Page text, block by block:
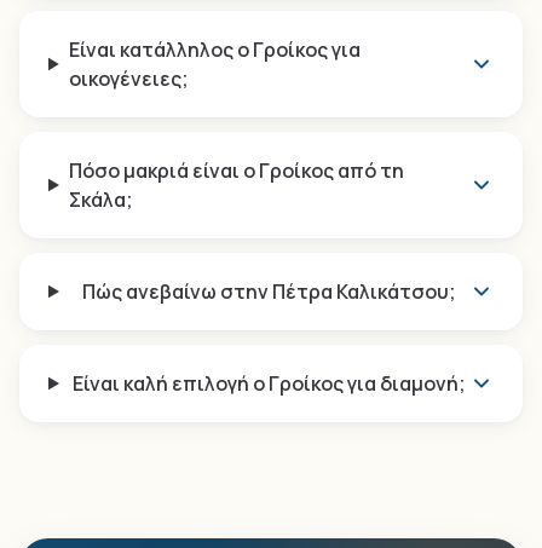
Είναι κατάλληλος ο Γροίκος για
οικογένειες;
Πόσο μακριά είναι ο Γροίκος από τη
Σκάλα;
Πώς ανεβαίνω στην Πέτρα Καλικάτσου;
Είναι καλή επιλογή ο Γροίκος για διαμονή;